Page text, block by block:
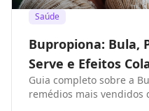
Saúde
Bupropiona: Bula,
Serve e Efeitos
Guia completo sobre a
remédios mais vendidos